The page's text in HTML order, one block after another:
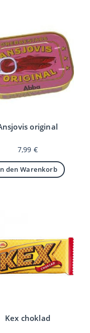
original
7,99 €
den Warenkorb
Kex choklad